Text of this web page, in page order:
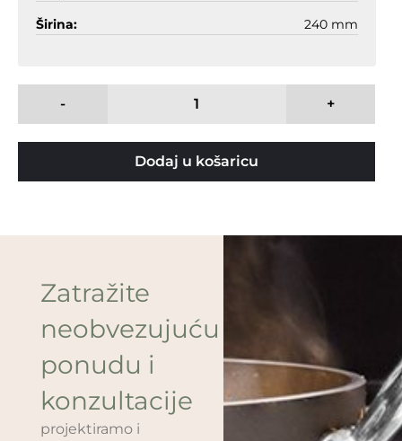
Širina: 240 mm
- +
Dodaj u košaricu
Zatražite
neobvezujuću
ponudu i
konzultacije
projektiramo i